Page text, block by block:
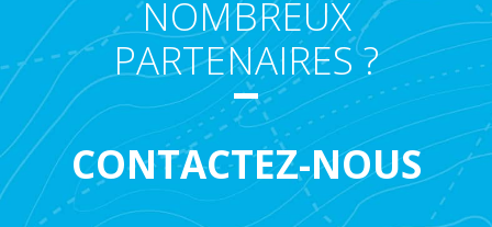
NOMBREUX
PARTENAIRES ?
CONTACTEZ-NOUS